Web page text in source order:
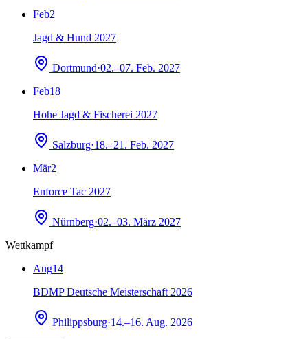
Feb2
Jagd & Hund 2027
Dortmund·02.–07. Feb. 2027
Feb18
Hohe Jagd & Fischerei 2027
Salzburg·18.–21. Feb. 2027
Mär2
Enforce Tac 2027
Nürnberg·02.–03. März 2027
Wettkampf
Aug14
BDMP Deutsche Meisterschaft 2026
Philippsburg·14.–16. Aug. 2026